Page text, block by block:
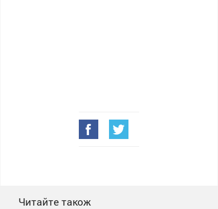
Читайте також